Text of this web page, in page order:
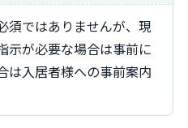
示が必要な場合は事前に
は入居者様への事前案内